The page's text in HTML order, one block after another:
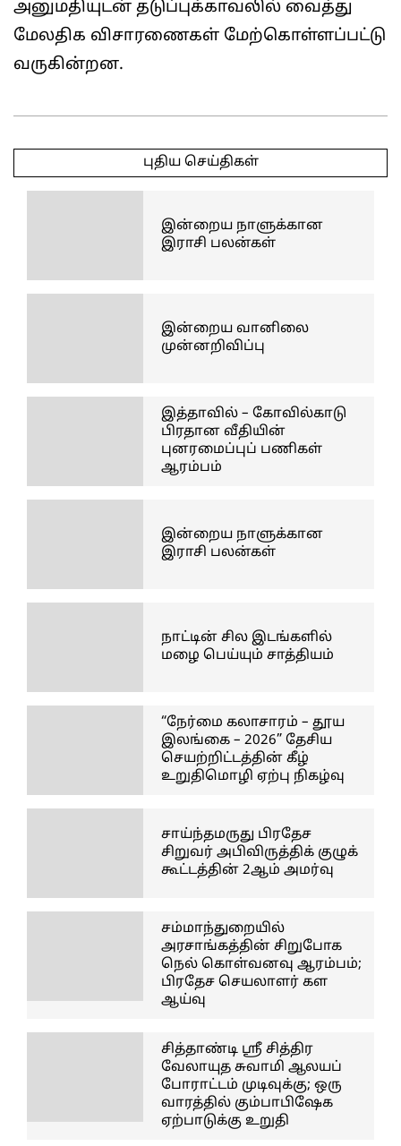
அனுமதியுடன் தடுப்புக்காவலில் வைத்து
மேலதிக விசாரணைகள் மேற்கொள்ளப்பட்டு
வருகின்றன.
06-
புதிய செய்திகள்
இன்றைய நாளுக்கான
இராசி பலன்கள்
இன்றைய வானிலை
முன்னறிவிப்பு
இத்தாவில் – கோவில்காடு
பிரதான வீதியின்
புனரமைப்புப் பணிகள்
ஆரம்பம்
இன்றைய நாளுக்கான
இராசி பலன்கள்
நாட்டின் சில இடங்களில்
மழை பெய்யும் சாத்தியம்
“நேர்மை கலாசாரம் – தூய
இலங்கை – 2026” தேசிய
செயற்றிட்டத்தின் கீழ்
உறுதிமொழி ஏற்பு நிகழ்வு
சாய்ந்தமருது பிரதேச
சிறுவர் அபிவிருத்திக் குழுக்
கூட்டத்தின் 2ஆம் அமர்வு
சம்மாந்துறையில்
அரசாங்கத்தின் சிறுபோக
நெல் கொள்வனவு ஆரம்பம்;
பிரதேச செயலாளர் கள
ஆய்வு
சித்தாண்டி ஸ்ரீ சித்திர
வேலாயுத சுவாமி ஆலயப்
போராட்டம் முடிவுக்கு; ஒரு
வாரத்தில் கும்பாபிஷேக
ஏற்பாடுக்கு உறுதி